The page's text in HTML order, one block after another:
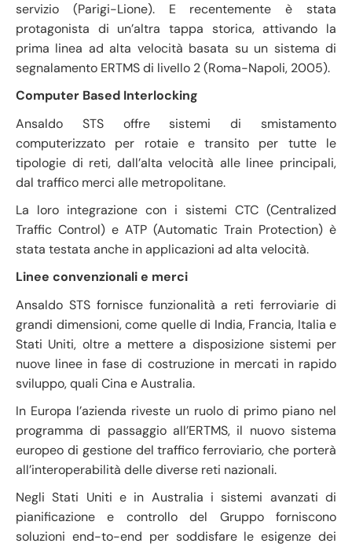
servizio (Parigi-Lione). E recentemente è stata
protagonista di un’altra tappa storica, attivando la
prima linea ad alta velocità basata su un sistema di
segnalamento ERTMS di livello 2 (Roma-Napoli, 2005).
Computer Based Interlocking
Ansaldo STS offre sistemi di smistamento
computerizzato per rotaie e transito per tutte le
tipologie di reti, dall’alta velocità alle linee principali,
dal traffico merci alle metropolitane.
La loro integrazione con i sistemi CTC (Centralized
Traffic Control) e ATP (Automatic Train Protection) è
stata testata anche in applicazioni ad alta velocità.
Linee convenzionali e merci
Ansaldo STS fornisce funzionalità a reti ferroviarie di
grandi dimensioni, come quelle di India, Francia, Italia e
Stati Uniti, oltre a mettere a disposizione sistemi per
nuove linee in fase di costruzione in mercati in rapido
sviluppo, quali Cina e Australia.
In Europa l’azienda riveste un ruolo di primo piano nel
programma di passaggio all’ERTMS, il nuovo sistema
europeo di gestione del traffico ferroviario, che porterà
all’interoperabilità delle diverse reti nazionali.
Negli Stati Uniti e in Australia i sistemi avanzati di
pianificazione e controllo del Gruppo forniscono
soluzioni end-to-end per soddisfare le esigenze dei